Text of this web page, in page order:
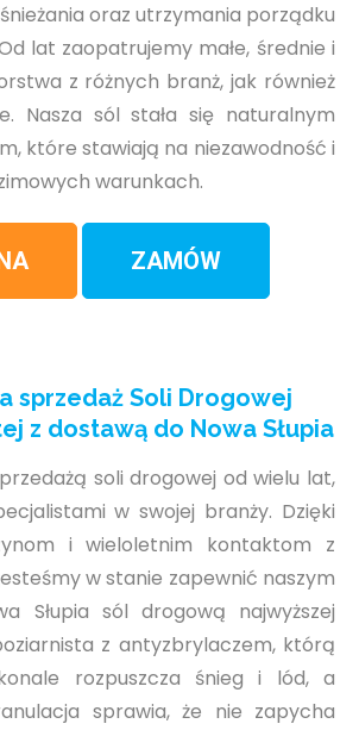
oraz utrzymania porządku
lat zaopatrujemy małe, średnie i
z różnych branż, jak również
Nasza sól stała się naturalnym
które stawiają na niezawodność i
warunkach.
ZAMÓW
sprzedaż Soli Drogowej
z dostawą do Nowa Słupia
soli drogowej od wielu lat,
w swojej branży. Dzięki
i wieloletnim kontaktom z
w stanie zapewnić naszym
Słupia sól drogową najwyższej
z antyzbrylaczem, którą
rozpuszcza śnieg i lód, a
sprawia, że nie zapycha